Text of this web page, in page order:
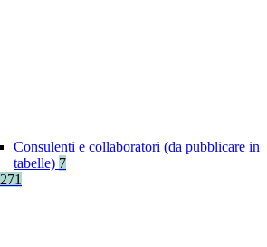
Consulenti e collaboratori (da pubblicare in
tabelle) 7
271